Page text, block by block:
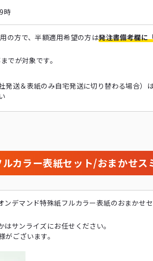
時
の方で、半額適用希望の方は発注書備考欄に
でが対象です。
発送＆表紙のみ自宅発送に切り替わる場合）
カラー表紙セット/おまかせス
デマンド特殊紙フルカラー表紙のおまかせセ
サンライズにお任せください。
ございます。